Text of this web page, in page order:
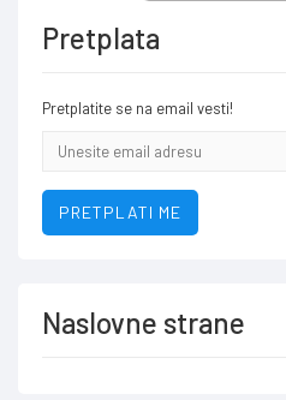
Pretplata
Pretplatite se na email vesti!
addresa
PRETPLATI ME
Naslovne strane